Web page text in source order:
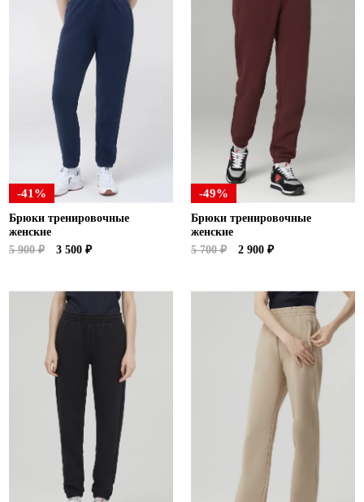
-41%
Брюки тренировочные
женские
5 900 ₽
3 500 ₽
-49%
Брюки тренировочные
женские
5 700 ₽
2 900 ₽